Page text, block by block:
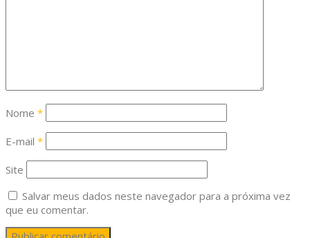
Nome *
E-mail *
Site
Salvar meus dados neste navegador para a próxima vez
que eu comentar.